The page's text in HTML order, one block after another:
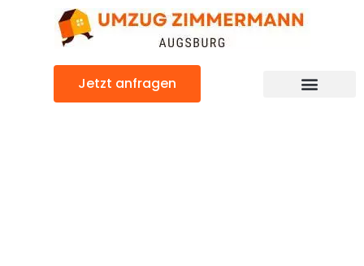
Jetzt anfragen